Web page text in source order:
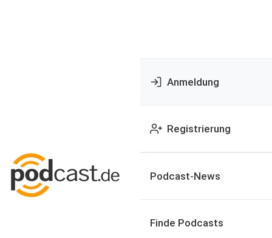
Anmeldung
Registrierung
Podcast-News
Finde Podcasts